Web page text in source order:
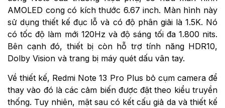
AMOLED cong có kích thước 6.67 inch. Màn hình này
sử dụng thiết kế đục lỗ và có độ phân giải là 1.5K. Nó
có tốc độ làm mới 120Hz và độ sáng tối đa 1.800 nits.
Bên cạnh đó, thiết bị còn hỗ trợ tính năng HDR10,
Dolby Vision và trang bị máy quét dấu vân tay.
Về thiết kế, Redmi Note 13 Pro Plus bỏ cụm camera để
thay vào đó là các cảm biến được đặt theo kiểu truyền
thống. Tuy nhiên, mặt sau có kết cấu giả da và thiết kế